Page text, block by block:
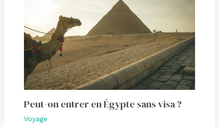
Peut-on entrer en Égypte sans visa ?
Voyage